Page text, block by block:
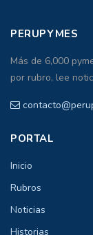
PERUPYMES
Más de 6,000
por rubro, lee
PORTAL
Inicio
Rubros
Noticias
Historias